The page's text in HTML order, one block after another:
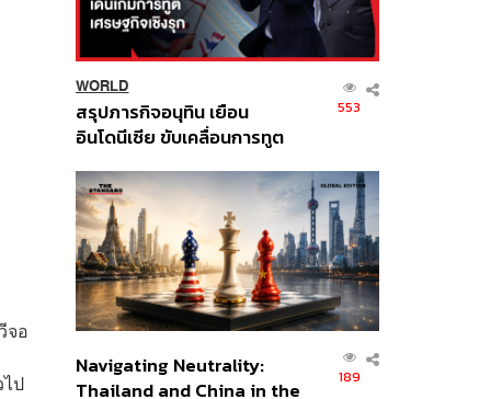
จอ
ป
WORLD
สรุปภารกิจอนุทิน เยือน
อินโดนีเซีย ขับเคลื่อนการทูต
ส่วนยุทธศาสตร์ไทย –
อินโดนีเซีย
553
Navigating Neutrality:
Thailand and China in the
189